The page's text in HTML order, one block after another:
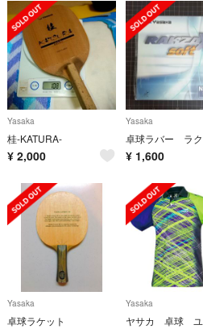
Yasaka
桂-KATURA-
¥ 2,000
Yasaka
¥ 1,600
Yasaka
卓球ラケット
Yasaka